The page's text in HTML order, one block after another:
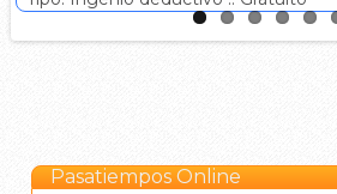
Pasatiempos Online